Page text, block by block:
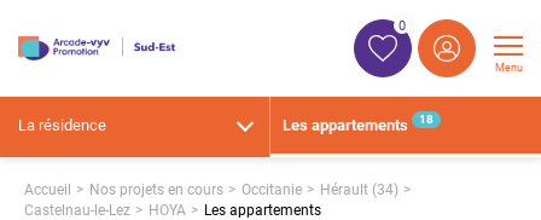
0
Menu
La résidence Les appartements 18
Accueil Nos projets en cours Occitanie
Hérault (34)
Castelnau-le-Lez
HOYA Les appartements